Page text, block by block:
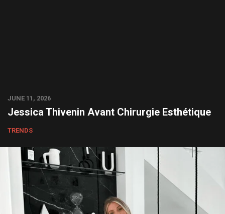
JUNE 11, 2026
Jessica Thivenin Avant Chirurgie Esthétique
TRENDS